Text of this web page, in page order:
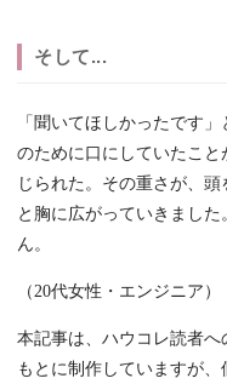
そして...
「聞いてほしかったです
のために口にしていたこ
じられた。その重さが、
と胸に広がっていきまし
ん。
（20代女性・エンジニア）
本記事は、ハウコレ読者
もとに制作していますが